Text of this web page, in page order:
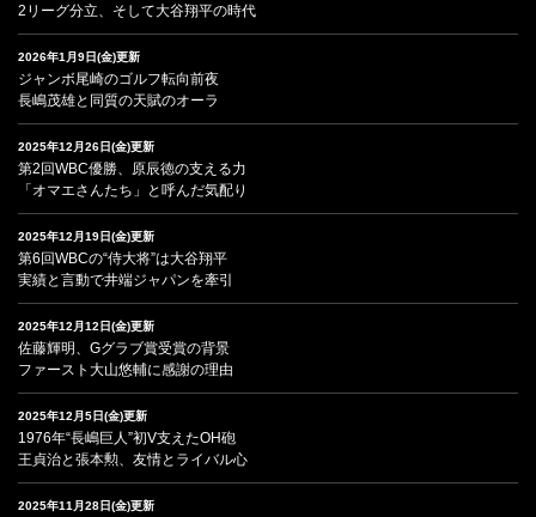
2リーグ分立、そして大谷翔平の時代
2026年1月9日(金)更新
ジャンボ尾崎のゴルフ転向前夜
長嶋茂雄と同質の天賦のオーラ
2025年12月26日(金)更新
第2回WBC優勝、原辰徳の支える力
「オマエさんたち」と呼んだ気配り
2025年12月19日(金)更新
第6回WBCの“侍大将”は大谷翔平
実績と言動で井端ジャパンを牽引
2025年12月12日(金)更新
佐藤輝明、Gグラブ賞受賞の背景
ファースト大山悠輔に感謝の理由
2025年12月5日(金)更新
1976年“長嶋巨人”初V支えたOH砲
王貞治と張本勲、友情とライバル心
2025年11月28日(金)更新